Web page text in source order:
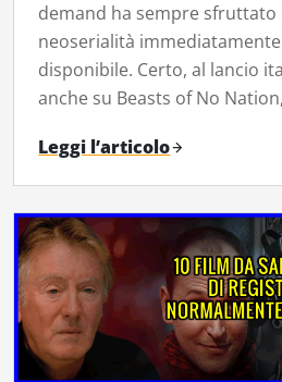
demand ha sempre sfruttato
neoserialità
disponibile. Certo, al lancio
anche su Beasts of No
Leggi l’articolo